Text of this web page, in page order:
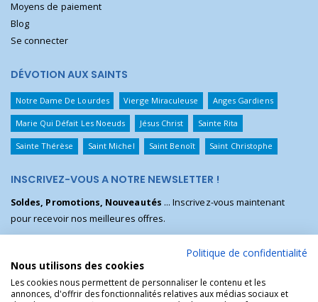
Moyens de paiement
Blog
Se connecter
DÉVOTION AUX SAINTS
Notre Dame De Lourdes Vierge Miraculeuse Anges Gardiens
Marie Qui Défait Les Noeuds Jésus Christ Sainte Rita
Sainte Thérèse Saint Michel Saint Benoît Saint Christophe
INSCRIVEZ-VOUS A NOTRE NEWSLETTER !
Soldes, Promotions, Nouveautés ... Inscrivez-vous maintenant
pour recevoir nos meilleures offres.
Politique de confidentialité
Nous utilisons des cookies
Les cookies nous permettent de personnaliser le contenu et les
annonces, d'offrir des fonctionnalités relatives aux médias sociaux et